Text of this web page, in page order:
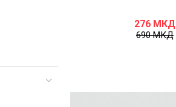
276 МКД
690МКД